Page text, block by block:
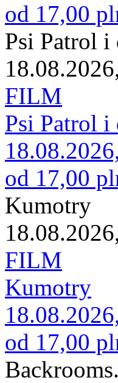
od 17,00
Psi Patrol i
FILM
Psi Patrol i
od 17,00
Kumotry
FILM
Kumotry
od 17,00